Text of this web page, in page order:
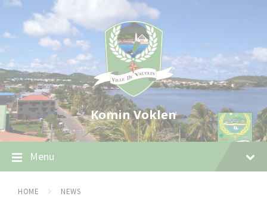
Skip
content
Skip
navigation
Skip
footer
Komin Voklen
Menu
HOME NEWS